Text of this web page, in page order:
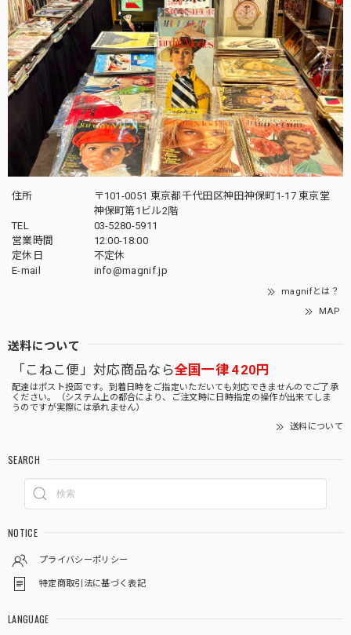
住所
〒101-0051 東京都千代田区神田神保町1-17 東京堂
神保町第1ビル2階
TEL
03-5280-5911
営業時間
12:00-18:00
定休日
不定休
E-mail
info@magnif.jp
magnifとは？
MAP
送料について
「こねこ便」対応商品なら全国一律 420円
配達はポスト投函です。到着日時をご指定いただいても対応できませんのでご了承
ください。（システム上の都合により、ご注文時に日時指定の操作が出来てしま
うのですが実際には承れません）
送料について
SEARCH
NOTICE
プライバシーポリシー
特定商取引法に基づく表記
LANGUAGE